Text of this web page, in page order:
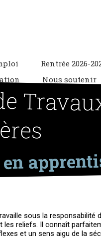
Rentrée 2026-
Nous soutenir
sous la responsabilité
reliefs. Il connaît
et un sens aigu de la